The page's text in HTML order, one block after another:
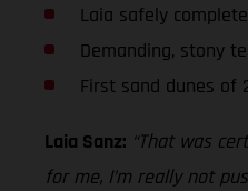
Laia safely
Demanding, stony
First sand dunes of
Laia Sanz: “That was
for me, I’m really not